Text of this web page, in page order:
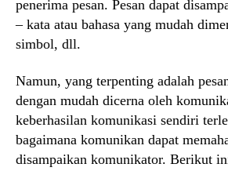
penerima pesan. Pesan dapat
– kata atau bahasa yang mudah
simbol, dll.
Namun, yang terpenting adalah
dengan mudah dicerna oleh
keberhasilan komunikasi sendiri
bagaimana komunikan dapat
disampaikan komunikator. Berikut